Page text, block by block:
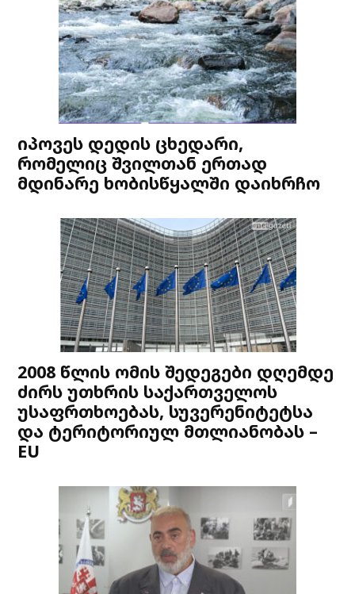
იპოვეს დედის ცხედარი,
რომელიც შვილთან ერთად
მდინარე ხობისწყალში დაიხრჩო
2008 წლის ომის შედეგები დღემდე
ძირს უთხრის საქართველოს
უსაფრთხოებას, სუვერენიტეტსა
და ტერიტორიულ მთლიანობას –
EU